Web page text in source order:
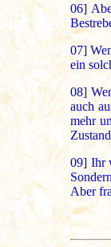
06]
07]
ein
08]
auch
mehr
09] Ihr
Aber